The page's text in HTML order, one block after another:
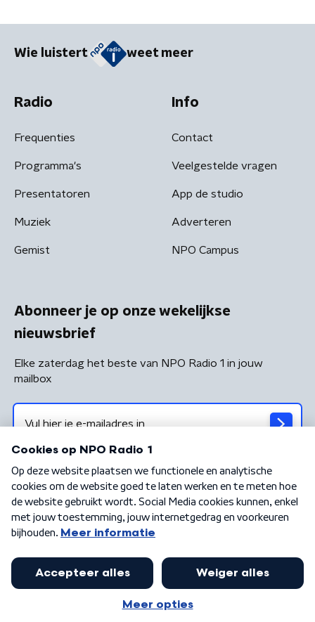
Wie luistert weet meer
Radio
Frequenties
Programma's
Presentatoren
Muziek
Gemist
Info
Contact
Veelgestelde vragen
App de studio
Adverteren
NPO Campus
Abonneer je op onze wekelijkse
nieuwsbrief
Elke zaterdag het beste van NPO Radio 1 in jouw
mailbox
Algemene voorwaarden